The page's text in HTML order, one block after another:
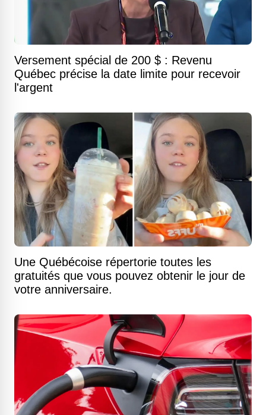
Versement spécial de 200 $ : Revenu
Québec précise la date limite pour recevoir
l'argent
Une Québécoise répertorie toutes les
gratuités que vous pouvez obtenir le jour de
votre anniversaire.